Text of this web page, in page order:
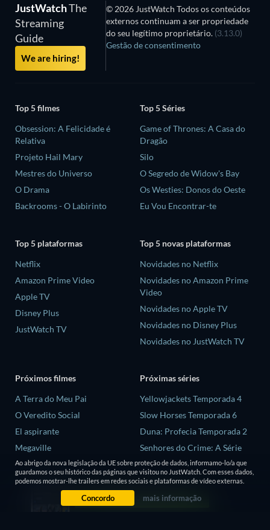
JustWatchThe
Streaming
Guide
We are hiring!
© 2026 JustWatch Todos os conteúdos
externos continuam a ser propriedade
do seu legítimo proprietário. (3.13.0)
Gestão de consentimento
Top 5 filmes
Obsession: A Felicidade é
Relativa
Projeto Hail Mary
Mestres do Universo
O Drama
Backrooms - O Labirinto
Top 5 Séries
Game of Thrones: A Casa do
Dragão
Silo
O Segredo de Widow's Bay
Os Westies: Donos do Oeste
Eu Vou Encontrar-te
Top 5 plataformas
Netflix
Amazon Prime Video
Apple TV
Disney Plus
JustWatch TV
Top 5 novas plataformas
Novidades no Netflix
Novidades no Amazon Prime
Video
Novidades no Apple TV
Novidades no Disney Plus
Novidades no JustWatch TV
Próximos filmes
A Terra do Meu Pai
O Veredito Social
El aspirante
Megaville
As Aventuras de Errol Flynn
Próximas séries
Yellowjackets Temporada 4
Slow Horses Temporada 6
Duna: Profecia Temporada 2
Senhores do Crime: A Série
Temporada 2
Love is Blind: Reino Unido
Temporada 3
Ao abrigo da nova legislação da UE sobre proteção de dados, informamo-lo/a que
guardamos o seu histórico das páginas que visitou no JustWatch. Com esses dados,
podemos mostrar-lhe trailers em redes sociais e plataformas de vídeo externas.
Concordo mais informação